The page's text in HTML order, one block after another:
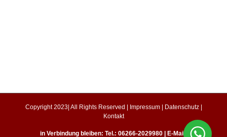
Copyright 2023| All Rights Reserved | Impressum| Datenschutz|
Kontakt
in Verbindung bleiben: Tel.: 06266-2029980 | E-Mail: